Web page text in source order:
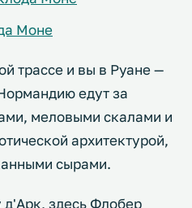
Моне
трассе и вы в Руане —
едут за
меловыми скалами и
архитектурой,
сырами.
здесь Флобер